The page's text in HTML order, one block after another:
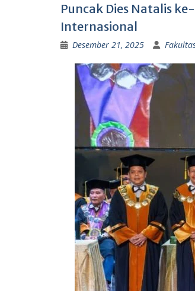
Puncak Dies Natalis
Internasional
Desember 21, 2025